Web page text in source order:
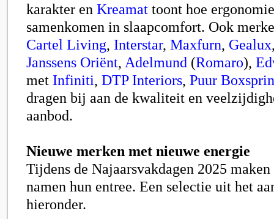
karakter en Kreamat toont hoe
samenkomen in slaapcomfort. Ook
Cartel Living, Interstar, Maxfurn, Gealux
Janssens Oriënt, Adelmund (Romaro),
met Infiniti, DTP Interiors, Puur
dragen bij aan de kwaliteit en
aanbod.
Nieuwe merken met nieuwe energie
Tijdens de Najaarsvakdagen 2025
namen hun entree. Een selectie uit het
hieronder.